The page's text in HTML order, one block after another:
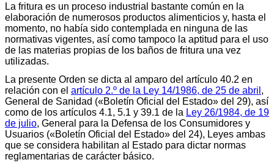
La fritura es un proceso industrial bastante común en la
elaboración de numerosos productos alimenticios y, hasta el
momento, no había sido contemplada en ninguna de las
normativas vigentes, así como tampoco la aptitud para el uso
de las materias propias de los baños de fritura una vez
utilizadas.
La presente Orden se dicta al amparo del artículo 40.2 en
relación con el artículo 2.º de la Ley 14/1986, de 25 de abril ,
General de Sanidad («Boletín Oficial del Estado» del 29), así
como de los artículos 4.1, 5.1 y 39.1 de la Ley 26/1984, de 19
de julio, General para la Defensa de los Consumidores y
Usuarios («Boletín Oficial del Estado» del 24), Leyes ambas
que se considera habilitan al Estado para dictar normas
reglamentarias de carácter básico.